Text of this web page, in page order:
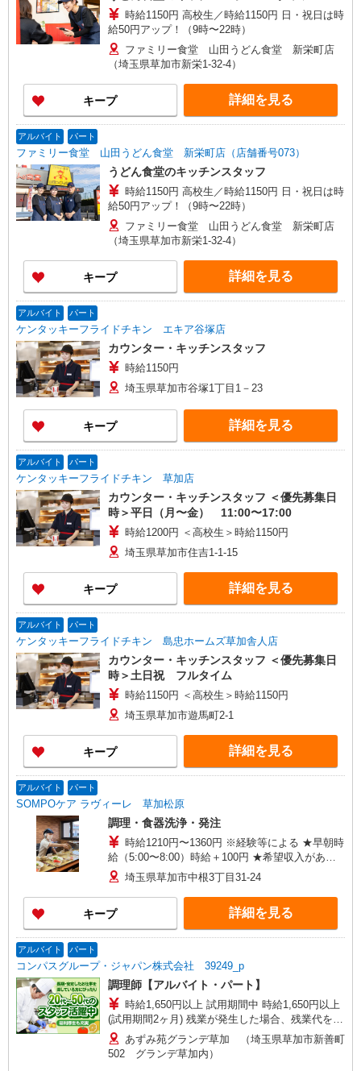
時給1150円 高校生／時給1150円 日・祝日は時
給50円アップ！（9時〜22時）
ファミリー食堂 山田うどん食堂 新栄町店
（埼玉県草加市新栄1-32-4）
キープ 詳細を見る
アルバイト パート
ファミリー食堂 山田うどん食堂 新栄町店（店舗番号073）
うどん食堂のキッチンスタッフ
時給1150円 高校生／時給1150円 日・祝日は時
給50円アップ！（9時〜22時）
ファミリー食堂 山田うどん食堂 新栄町店
（埼玉県草加市新栄1-32-4）
キープ 詳細を見る
アルバイト パート
ケンタッキーフライドチキン エキア谷塚店
カウンター・キッチンスタッフ
時給1150円
埼玉県草加市谷塚1丁目1－23
キープ 詳細を見る
アルバイト パート
ケンタッキーフライドチキン 草加店
カウンター・キッチンスタッフ ＜優先募集日
時＞平日（月〜金） 11:00〜17:00
時給1200円 ＜高校生＞時給1150円
埼玉県草加市住吉1‐1‐15
キープ 詳細を見る
アルバイト パート
ケンタッキーフライドチキン 島忠ホームズ草加舎人店
カウンター・キッチンスタッフ ＜優先募集日
時＞土日祝 フルタイム
時給1150円 ＜高校生＞時給1150円
埼玉県草加市遊馬町2-1
キープ 詳細を見る
アルバイト パート
SOMPOケア ラヴィーレ 草加松原
調理・食器洗浄・発注
時給1210円〜1360円 ※経験等による ★早朝時
給（5:00〜8:00）時給＋100円 ★希望収入があり
ましたら、ご相談いただければ希望条件に合うか
の確認もいたします。 ★時間外手当別途支給 ★上
記金額は働きがい向上手当を含みます。 ★働きが
い向上手当※26年6月改定（地域により異なる）
社会保険加入者は更に＋50円
埼玉県草加市中根3丁目31-24
キープ 詳細を見る
アルバイト パート
コンパスグループ・ジャパン株式会社 39249_p
調理師【アルバイト・パート】
時給1,650円以上 試用期間中 時給1,650円以上
(試用期間2ヶ月) 残業が発生した場合、残業代を1
分単位で別途支給します。
あずみ苑グランデ草加 （埼玉県草加市新善町
502 グランデ草加内）